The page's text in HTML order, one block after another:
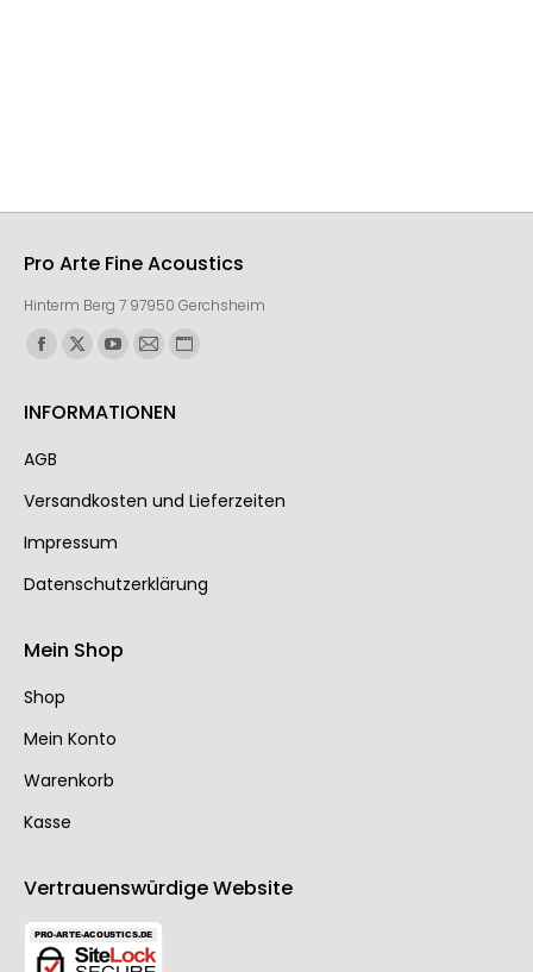
Pro Arte Fine Acoustics
Hinterm Berg 7 97950 Gerchsheim
Finden Sie uns auf:
INFORMATIONEN
AGB
Ver­sand­kos­ten und Lie­fer­zei­ten
Impressum
Datenschutzerklärung
Mein Shop
Shop
Mein Konto
Warenkorb
Kasse
Vertrauenswürdige Website